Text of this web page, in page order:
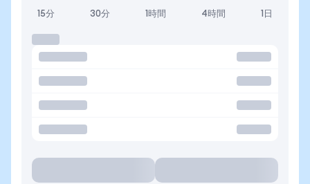
15分 30分 1時間 4時間 1日